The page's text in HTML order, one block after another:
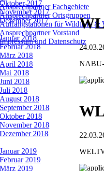
Ansprechpartner Fachgebiete
Ansprechpartner Ortsgruppen
Auffangstationen für Wildtiere &
Ansprechpartner Vorstand
Impressum und Datenschutz
Oktober 2017
November 2017
Dezember 2017
Januar 2018
Februar 2018
März 2018
April 2018
Mai 2018
Juni 2018
Juli 2018
August 2018
September 2018
Oktober 2018
November 2018
Dezember 2018
Januar 2019
Februar 2019
März 2019
NABU-